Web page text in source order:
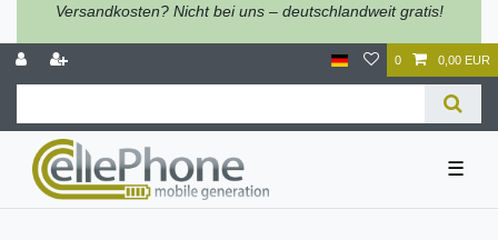
Versandkosten? Nicht bei uns – deutschlandweit gratis!
0 0,00 EUR
☰